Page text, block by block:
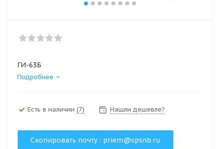
ГИ-63Б
Подробнее
Есть в наличии (7) Нашли дешевле?
Скопировать почту : priem@spsnb.ru